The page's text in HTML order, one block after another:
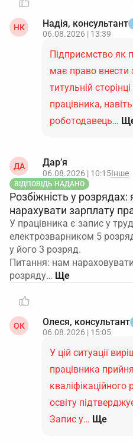
НК Надія, консультант
06.08.2026 | 13:39
Підприємство як
має право внести
титульній
працівника,
роботодавець…
ДА Дар’я
06.08.2026 | 10:15Інше
ВІДПОВІДЬ НАДАНО
Розбіжність у
нарахувати зарплату
У працівника є запис у
електрозварником 5
у його 3 розряд.
Питання: нам
розряду…
ОК Олеся, консультант
06.08.2026 | 15:05
У цій ситуації
працівника
освіту
Запис у… Ще